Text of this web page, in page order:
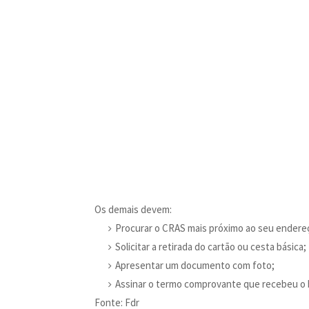
Os demais devem:
Procurar o CRAS mais próximo ao seu
Solicitar a retirada do cartão ou cesta básica;
Apresentar um documento com foto;
Assinar o termo comprovante que recebeu o
Fonte: Fdr